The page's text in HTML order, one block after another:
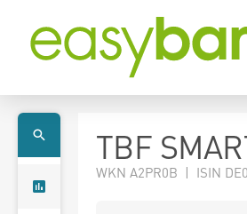
TBF
WKN A2PR0B | ISIN